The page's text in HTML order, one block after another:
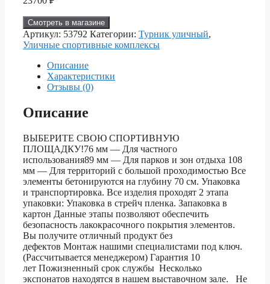
Смотреть в магазине
Артикул: 53792 Категории: Турник уличный,
Уличные спортивные комплексы
Описание
Характеристики
Отзывы (0)
Описание
ВЫБЕРИТЕ СВОЮ СПОРТИВНУЮ
ПЛОЩАДКУ!76 мм — Для частного
использования89 мм — Для парков и зон отдыха 108
мм — Для территорий с большой проходимостью Все
элементы бетонируются на глубину 70 см. Упаковка
и транспортировка. Все изделия проходят 2 этапа
упаковки: Упаковка в стрейч пленка. Запаковка в
картон Данные этапы позволяют обеспечить
безопасность лакокрасочного покрытия элементов.
Вы получите отличный продукт без
дефектов Монтаж нашими специалистами под ключ.
(Рассчитывается менеджером) Гарантия 10
лет Пожизненный срок службы Несколько
экспонатов находятся в нашем выставочном зале. Не